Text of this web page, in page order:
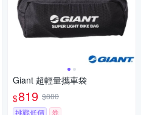
Giant 超輕量攜車袋
$819 $880
挑戰低價
券